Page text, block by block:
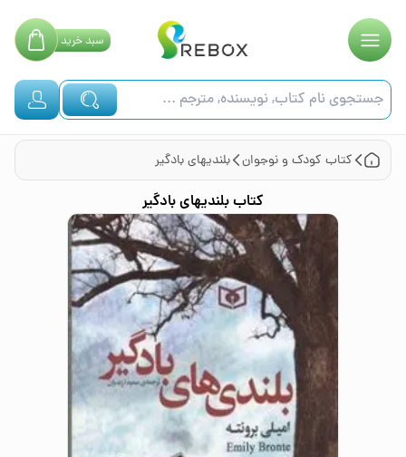
سبدخرید
کتاب کودک و نوجوان بلندیهای بادگیر
کتاببلندیهای بادگیر